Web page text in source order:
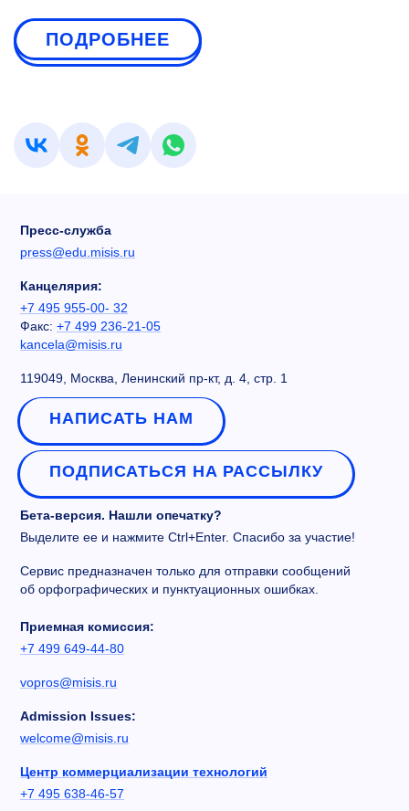
ПОДРОБНЕЕ
Пресс-служба
press@edu.misis.ru
Канцелярия:
+7 495 955-00- 32
Факс: +7 499 236-21-05
kancela@misis.ru
119049, Москва, Ленинский пр-кт, д. 4, стр. 1
НАПИСАТЬ НАМ
ПОДПИСАТЬСЯ НА РАССЫЛКУ
Бета-версия. Нашли опечатку?
Выделите ее и нажмите Ctrl+Enter. Спасибо за участие!
Сервис предназначен только для отправки сообщений
об орфографических и пунктуационных ошибках.
Приемная комиссия:
+7 499 649-44-80
vopros@misis.ru
Admission Issues:
welcome@misis.ru
Центр коммерциализации технологий
+7 495 638-46-57